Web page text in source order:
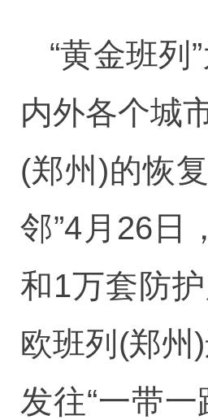
“黄金班列
内外各个城
(郑州)的恢
邻”4月26日
和1万套防
欧班列(郑州
发往“一带